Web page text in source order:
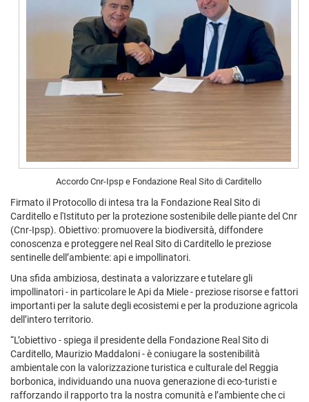
Accordo Cnr-Ipsp e Fondazione Real Sito di Carditello
Firmato il Protocollo di intesa tra la Fondazione Real Sito di
Carditello e l'Istituto per la protezione sostenibile delle piante del Cnr
(Cnr-Ipsp). Obiettivo: promuovere la biodiversità, diffondere
conoscenza e proteggere nel Real Sito di Carditello le preziose
sentinelle dell’ambiente: api e impollinatori.
Una sfida ambiziosa, destinata a valorizzare e tutelare gli
impollinatori - in particolare le Api da Miele - preziose risorse e fattori
importanti per la salute degli ecosistemi e per la produzione agricola
dell’intero territorio.
“L’obiettivo - spiega il presidente della Fondazione Real Sito di
Carditello, Maurizio Maddaloni - è coniugare la sostenibilità
ambientale con la valorizzazione turistica e culturale del Reggia
borbonica, individuando una nuova generazione di eco-turisti e
rafforzando il rapporto tra la nostra comunità e l’ambiente che ci